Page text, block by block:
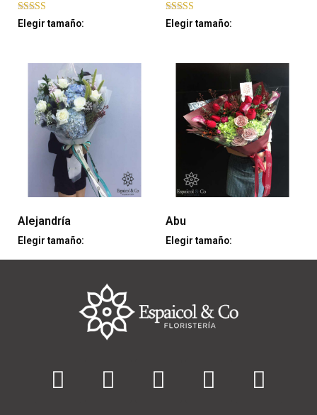
Rated
5.00
Elegir tamaño:
Rated
5.00
Elegir tamaño:
Alejandría
Elegir tamaño:
Abu
Elegir tamaño: